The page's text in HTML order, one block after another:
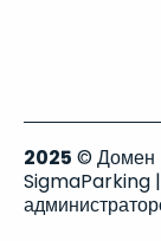
2025 © Домен
SigmaParking